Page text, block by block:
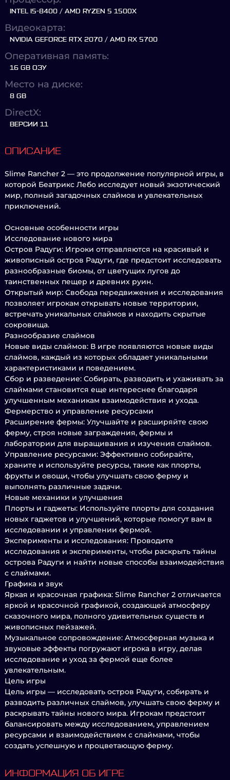
INTEL I5-8400 / AMD RYZEN 5 1500X
Видеокарта:
NVIDIA GEFORCE RTX 2070 / AMD RX 5700
Оперативная память:
16 GB ОЗУ
Место на диске:
8 GB
DirectX:
ВЕРСИИ 11
ОПИСАНИЕ
Slime Rancher 2 — это продолжение популярной игры, в
которой Беатрикс Лебо исследует новый экзотический
мир, полный загадочных слаймов и увлекательных
приключений.
Основные особенности игры
Исследование нового мира
Остров Радуги: Игроки отправляются на красивый и
живописный остров Радуги, где предстоит исследовать
разнообразные биомы, от цветущих лугов до
таинственных пещер и древних руин.
Открытый мир: Свобода передвижения и исследования
позволяет игрокам открывать новые территории,
встречать уникальных слаймов и находить скрытые
сокровища.
Разнообразие слаймов
Новые виды слаймов: В игре появляются новые виды
слаймов, каждый из которых обладает уникальными
характеристиками и поведением.
Сбор и разведение: Собирать, разводить и ухаживать за
слаймами становится еще интереснее благодаря
улучшенным механикам взаимодействия и ухода.
Фермерство и управление ресурсами
Расширение фермы: Улучшайте и расширяйте свою
ферму, строя новые заграждения, фермы и
лаборатории для выращивания и изучения слаймов.
Управление ресурсами: Эффективно собирайте,
храните и используйте ресурсы, такие как плорты,
фрукты и овощи, чтобы улучшать свою ферму и
выполнять различные задачи.
Новые механики и улучшения
Плорты и гаджеты: Используйте плорты для создания
новых гаджетов и улучшений, которые помогут вам в
исследовании и управлении фермой.
Эксперименты и исследования: Проводите
исследования и эксперименты, чтобы раскрыть тайны
острова Радуги и найти новые способы взаимодействия
с слаймами.
Графика и звук
Яркая и красочная графика: Slime Rancher 2 отличается
яркой и красочной графикой, создающей атмосферу
сказочного мира, полного удивительных существ и
живописных пейзажей.
Музыкальное сопровождение: Атмосферная музыка и
звуковые эффекты погружают игрока в игру, делая
исследование и уход за фермой еще более
увлекательным.
Цель игры
Цель игры — исследовать остров Радуги, собирать и
разводить различных слаймов, улучшать свою ферму и
раскрывать тайны нового мира. Игрокам предстоит
балансировать между исследованием, управлением
ресурсами и взаимодействием с слаймами, чтобы
создать успешную и процветающую ферму.
ИНФОРМАЦИЯ ОБ ИГРЕ